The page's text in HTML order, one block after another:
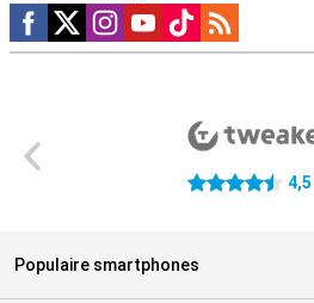
Social media
4.5 sterren 4,5
Populaire smartphones